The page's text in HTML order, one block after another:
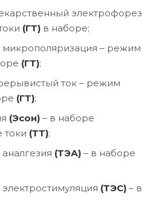
электрофорез
(ГТ) в наборе;
микрополяризация – режим
(ГТ);
ток – режим
(ГТ);
(Эсон) – в наборе
токи (ТТ);
(ТЭА) – в наборе
(ТЭС) – в